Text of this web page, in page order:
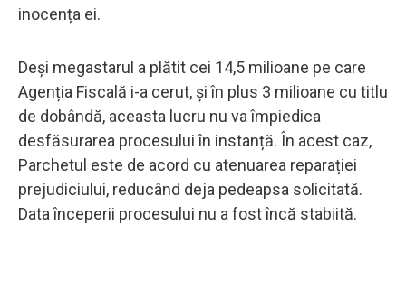
inocența ei.
Deși megastarul a plătit cei 14,5 milioane pe care
Agenția Fiscală i-a cerut, și în plus 3 milioane cu titlu
de dobândă, aceasta lucru nu va împiedica
desfăsurarea procesului în instanță. În acest caz,
Parchetul este de acord cu atenuarea reparației
prejudiciului, reducând deja pedeapsa solicitată.
Data începerii procesului nu a fost încă stabiită.